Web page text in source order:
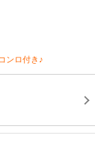
ンロ付き♪